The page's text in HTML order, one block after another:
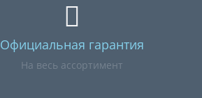
Официальная гарантия
На весь ассортимент